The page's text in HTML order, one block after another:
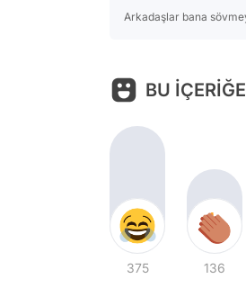
Arkadaşlar bana
BU
375 136